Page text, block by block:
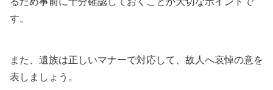
す。
また、遺族は正しいマナーで対応して、故人へ哀悼の意を
表しましょう。